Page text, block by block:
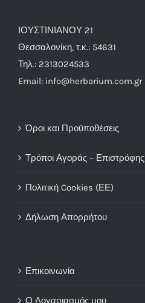
ΙΟΥΣΤΙΝΙΑΝΟΥ 21
Θεσσαλονίκη, τ.κ.: 54631
Τηλ.: 2313024533
Email: info@herbarium.com.gr
Όροι και Προϋποθέσεις
Τρόποι Αγοράς – Επιστρόφης
Πολιτική Cookies (ΕΕ)
Δήλωση Απορρήτου
Επικοινωνία